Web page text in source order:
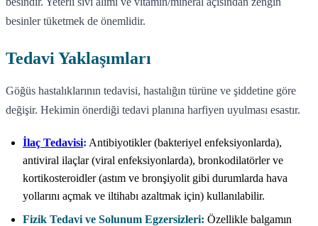
besinler tüketmek de önemlidir.
Tedavi Yaklaşımları
Göğüs hastalıklarının tedavisi, hastalığın türüne ve şiddetine göre
değişir. Hekimin önerdiği tedavi planına harfiyen uyulması esastır.
İlaç Tedavisi: Antibiyotikler (bakteriyel enfeksiyonlarda),
antiviral ilaçlar (viral enfeksiyonlarda), bronkodilatörler ve
kortikosteroidler (astım ve bronşiyolit gibi durumlarda hava
yollarını açmak ve iltihabı azaltmak için) kullanılabilir.
Fizik Tedavi ve Solunum Egzersizleri: Özellikle balgamın